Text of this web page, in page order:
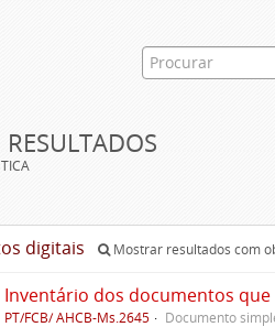
digitais Mostrar resultados com
Inventário dos documentos
PT/FCB/ AHCB-Ms.2645 Documento